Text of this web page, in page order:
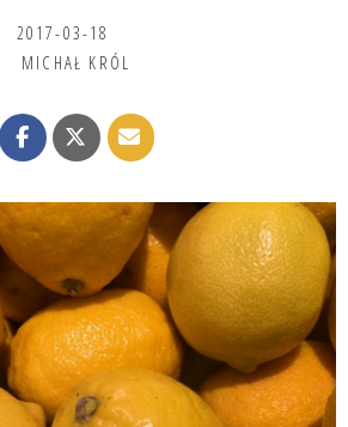
2017-03-18
MICHAŁ KRÓL